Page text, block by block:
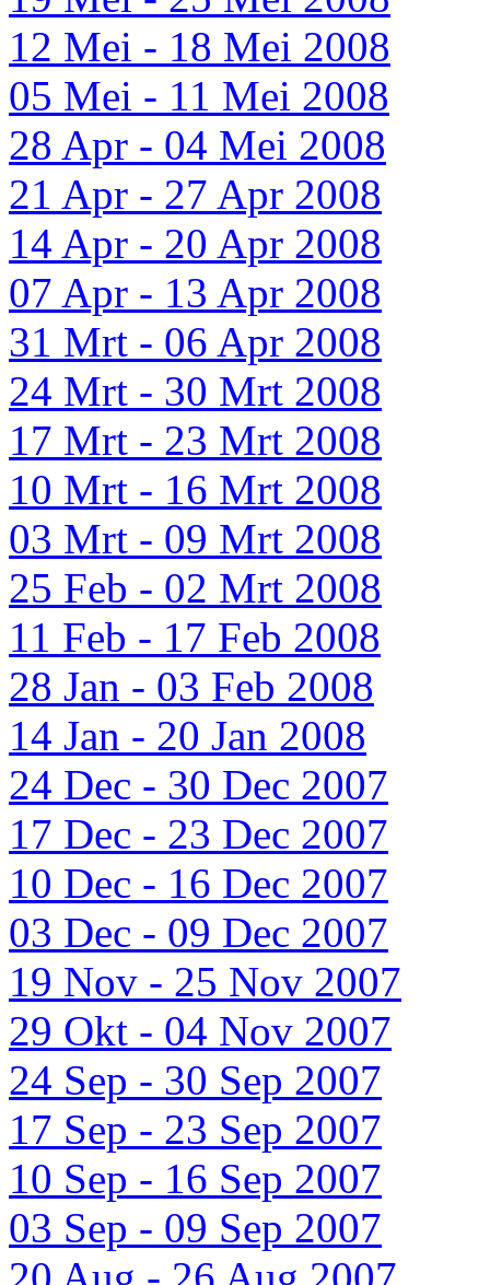
12 Mei - 18 Mei 2008
05 Mei - 11 Mei 2008
28 Apr - 04 Mei 2008
21 Apr - 27 Apr 2008
14 Apr - 20 Apr 2008
07 Apr - 13 Apr 2008
31 Mrt - 06 Apr 2008
24 Mrt - 30 Mrt 2008
17 Mrt - 23 Mrt 2008
10 Mrt - 16 Mrt 2008
03 Mrt - 09 Mrt 2008
25 Feb - 02 Mrt 2008
11 Feb - 17 Feb 2008
28 Jan - 03 Feb 2008
14 Jan - 20 Jan 2008
24 Dec - 30 Dec 2007
17 Dec - 23 Dec 2007
10 Dec - 16 Dec 2007
03 Dec - 09 Dec 2007
19 Nov - 25 Nov 2007
29 Okt - 04 Nov 2007
24 Sep - 30 Sep 2007
17 Sep - 23 Sep 2007
10 Sep - 16 Sep 2007
03 Sep - 09 Sep 2007